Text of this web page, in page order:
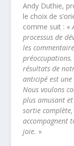
Andy Duthie,
le choix de
comme suit : «
processus de
les
résultats de
anticipé est
Nous voulons
plus amusant et
sortie
accompagnent
joie. »